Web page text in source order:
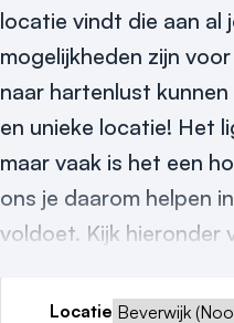
locatie vindt die aan al
mogelijkheden zijn
naar hartenlust
en unieke locatie! Het
maar vaak is het een
ons je daarom helpen
voldoet. Kijk hieronder
Locatie